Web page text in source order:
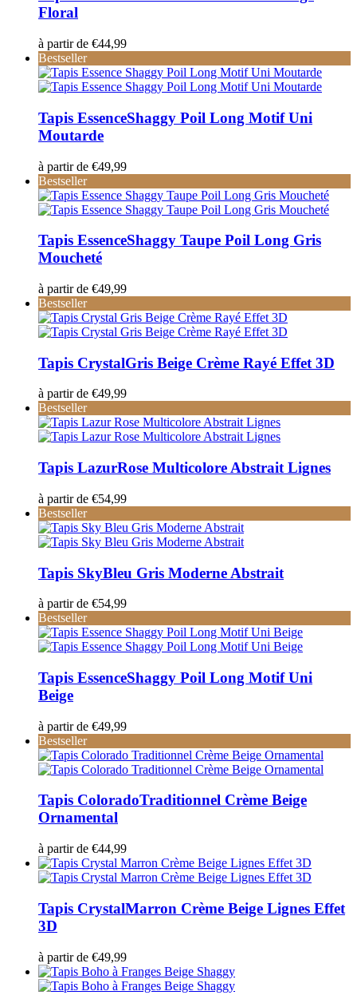
Floral
à partir de €44,99
Bestseller
Tapis EssenceShaggy Poil Long Motif Uni
Moutarde
à partir de €49,99
Bestseller
Tapis EssenceShaggy Taupe Poil Long Gris
Moucheté
à partir de €49,99
Bestseller
Tapis CrystalGris Beige Crème Rayé Effet 3D
à partir de €49,99
Bestseller
Tapis LazurRose Multicolore Abstrait Lignes
à partir de €54,99
Bestseller
Tapis SkyBleu Gris Moderne Abstrait
à partir de €54,99
Bestseller
Tapis EssenceShaggy Poil Long Motif Uni
Beige
à partir de €49,99
Bestseller
Tapis ColoradoTraditionnel Crème Beige
Ornamental
à partir de €44,99
Tapis CrystalMarron Crème Beige Lignes Effet
3D
à partir de €49,99